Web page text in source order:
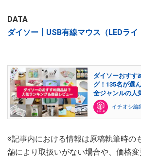
DATA
ダイソー┃USB有線マウス（LEDライ
ダイソーおすす
グ！135名が選
全ジャンルの人
イチオシ
※記事内における情報は原稿執筆時の
舗により取扱いがない場合や、価格